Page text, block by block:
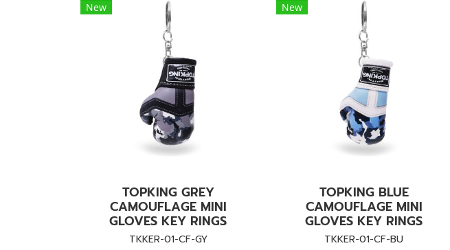
New
TOPKING GREY
CAMOUFLAGE MINI
GLOVES KEY RINGS
TKKER-01-CF-GY
New
TOPKING BLUE
CAMOUFLAGE MINI
GLOVES KEY RINGS
TKKER-01-CF-BU